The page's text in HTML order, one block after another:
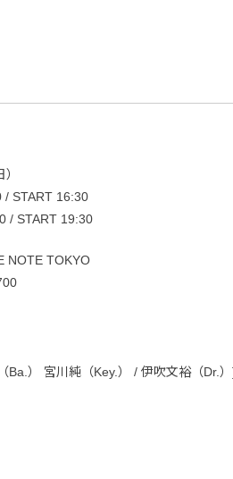
/ START 16:30
/ START 19:30
NOTE TOKYO
Ba.） 宮川純（Key.） / 伊吹文裕（Dr.